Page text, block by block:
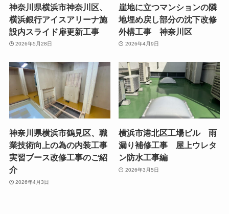
神奈川県横浜市神奈川区、
横浜銀行アイスアリーナ施
設内スライド扉更新工事
2026年5月28日
崖地に立つマンションの隣
地埋め戻し部分の沈下改修
外構工事 神奈川区
2026年4月9日
神奈川県横浜市鶴見区、職
業技術向上の為の内装工事
実習ブース改修工事のご紹
介
2026年4月3日
横浜市港北区工場ビル 雨
漏り補修工事 屋上ウレタ
ン防水工事編
2026年3月5日